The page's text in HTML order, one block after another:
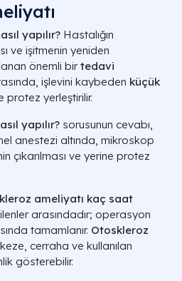
yapılır? Hastalığın
ve işitmenin yeniden
önemli birtedavi
işlevini kaybeden küçük
protez yerleştirilir.
yapılır? sorusunun cevabı,
anestezi altında, mikroskop
çıkarılması ve yerine protez
ameliyatı kaç saat
arasındadır; operasyon
tamamlanır. Otoskleroz
cerraha ve kullanılan
gösterebilir.